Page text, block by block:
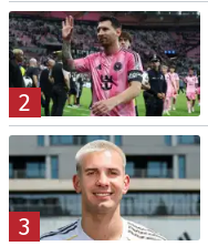
2
3